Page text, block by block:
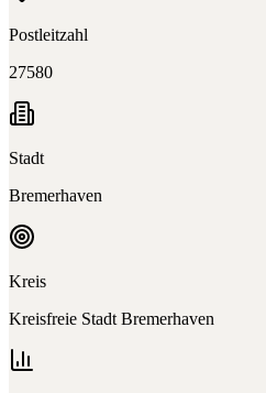
Postleitzahl
27580
Stadt
Bremerhaven
Kreis
Kreisfreie Stadt Bremerhaven